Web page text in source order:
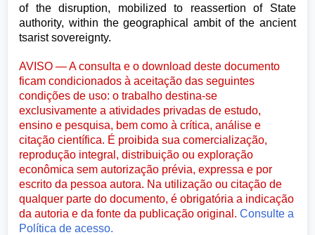
of the disruption, mobilized to reassertion of State
authority, within the geographical ambit of the ancient
tsarist sovereignty.
AVISO — A consulta e o download deste documento
ficam condicionados à aceitação das seguintes
condições de uso: o trabalho destina-se
exclusivamente a atividades privadas de estudo,
ensino e pesquisa, bem como à crítica, análise e
citação científica. É proibida sua comercialização,
reprodução integral, distribuição ou exploração
econômica sem autorização prévia, expressa e por
escrito da pessoa autora. Na utilização ou citação de
qualquer parte do documento, é obrigatória a indicação
da autoria e da fonte da publicação original.Consulte a
Política de acesso.